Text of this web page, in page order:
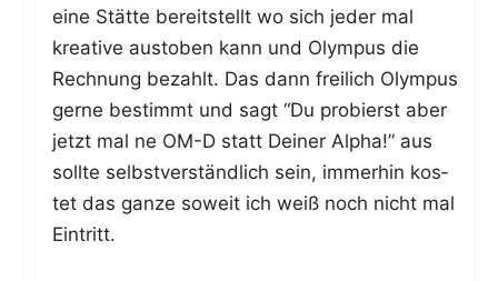
eine Stät­te bereit­stellt wo sich jeder mal
krea­ti­ve aus­to­ben kann und Olym­pus die
Rech­nung bezahlt. Das dann frei­lich Olym­pus
ger­ne bestimmt und sagt “Du pro­bierst aber
jetzt mal ne OM-D statt Dei­ner Alpha!” aus
soll­te selbst­ver­ständ­lich sein, immer­hin kos­
tet das gan­ze soweit ich weiß noch nicht mal
Eintritt.